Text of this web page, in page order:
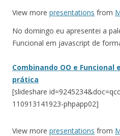
View more presentations from
No domingo eu apresentei a
Funcional em javascript de
Combinando OO e
prática
[slideshare
110913141923-phpapp02]
View more presentations from